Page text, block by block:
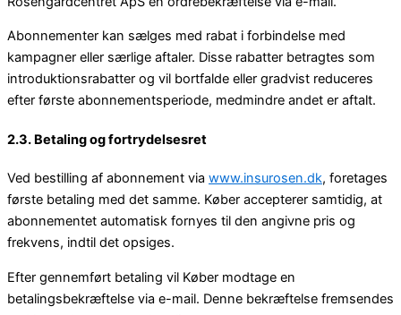
Abonnementer kan sælges med rabat i forbindelse med
kampagner eller særlige aftaler. Disse rabatter betragtes som
introduktionsrabatter og vil bortfalde eller gradvist reduceres
efter første abonnementsperiode, medmindre andet er aftalt.
2.3. Betaling og fortrydelsesret
Ved bestilling af abonnement via www.insurosen.dk, foretages
første betaling med det samme. Køber accepterer samtidig, at
abonnementet automatisk fornyes til den angivne pris og
frekvens, indtil det opsiges.
Efter gennemført betaling vil Køber modtage en
betalingsbekræftelse via e-mail. Denne bekræftelse fremsendes